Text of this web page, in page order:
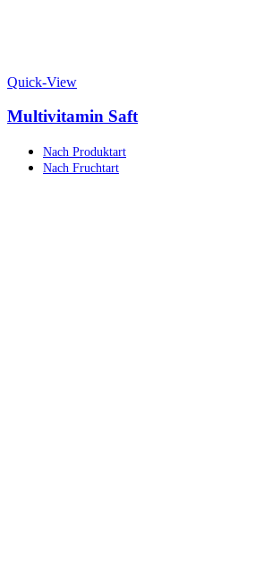
Quick-View
Multivitamin Saft
Nach Produktart
Nach Fruchtart